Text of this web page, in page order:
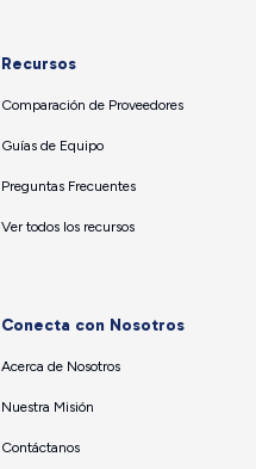
Recursos
Comparación de Proveedores
Guías de Equipo
Preguntas Frecuentes
Ver todos los recursos
Conecta con Nosotros
Acerca de Nosotros
Nuestra Misión
Contáctanos